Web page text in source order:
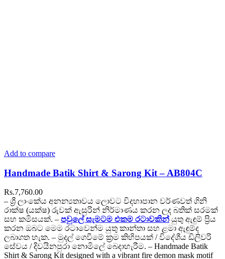
Add to compare
Handmade Batik Shirt & Sarong Kit – AB804C
Rs.7,760.00
– ශ්‍රී ලාංකේය අනන්‍යතාවය ලොවට විදහාපාන වර්ණවත් ගිනි
රාක්ෂ (යක්ෂ) රුවක් ඇසුරින් නිර්මාණය කරන ලද බතික් සරමක්
සහ කමිසයක්. – පවුලේ සැමටම එකම රටාවකින් යුතු ඇඳුම් ප්‍රිය
කරන ඔබට මෙම රටාවෙන්ම යුතු කාන්තා සහ ළමා ඇඳුම්ද
ලබාගත හැක. – මුදල් ගෙවීමේ ක්‍රම කිහිපයක් / විදේශීය ඩිලිවරි
සේවය / දිවයිනපුරා නොමිලේ බෙදාහැරීම. – Handmade Batik
Shirt & Sarong Kit designed with a vibrant fire demon mask motif